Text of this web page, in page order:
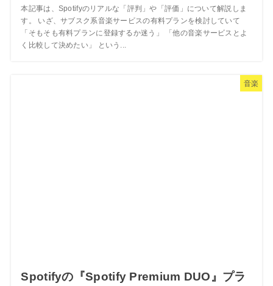
本記事は、Spotifyのリアルな「評判」や「評価」について解説しま
す。 いざ、サブスク系音楽サービスの有料プランを検討していて
「そもそも有料プランに登録するか迷う」 「他の音楽サービスとよ
く比較して決めたい」 という...
音楽
Spotifyの『Spotify Premium DUO』プラ